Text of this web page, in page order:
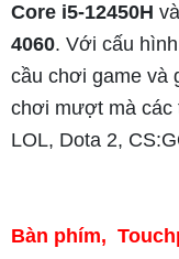
Core i5-12450H
4060. Với cấu
cầu chơi game và
chơi mượt mà các
LOL, Dota 2,
Bàn phím,